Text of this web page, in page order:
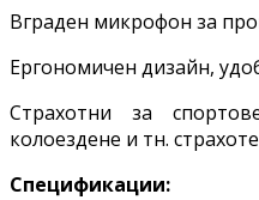
Вграден микрофон за
Ергономичен дизайн,
Страхотни за
колоездене и тн.
Спецификации: